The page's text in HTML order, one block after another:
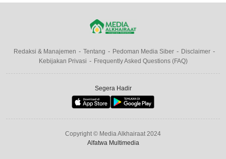
Redaksi & Manajemen Tentang Pedoman Media Siber
Disclaimer
Kebijakan Privasi
Frequently Asked Questions (FAQ)
Segera Hadir
Copyright © Media Alkhairaat 2024
Alfatwa Multimedia